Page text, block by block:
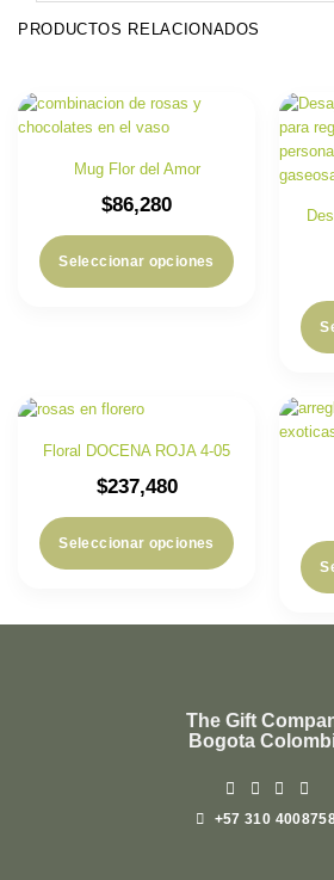
PRODUCTOS RELACIONADOS
Mug Flor del Amor
$86,280
Seleccionar opciones
Floral DOCENA ROJA 4-05
$237,480
Seleccionar opciones
The Gift
Bogota
+57 310